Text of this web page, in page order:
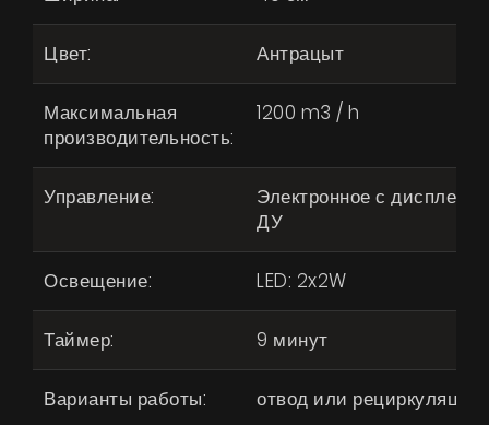
Цвет: Антрацыт
Максимальная
производительность:
1200 m3 / h
Управление:
Электронное с дисплеем,
ДУ
Освещение: LED: 2x2W
Таймер: 9 минут
Варианты работы: отвод или рециркуляция